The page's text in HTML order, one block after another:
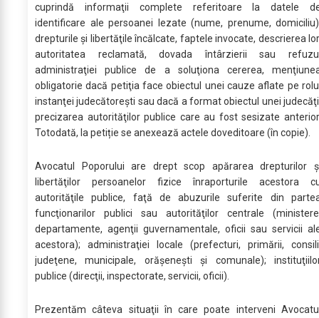
cuprindă informaţii complete referitoare la datele
identificare ale persoanei lezate (nume, prenume,
drepturile şi libertăţile încălcate, faptele invocate, descrierea
autoritatea reclamată, dovada întârzierii sau
administraţiei publice de a soluţiona cererea,
obligatorie dacă petiţia face obiectul unei cauze aflate pe
instanţei judecătoreşti sau dacă a format obiectul unei
precizarea autorităţilor publice care au fost sesizate
Totodată, la petiție se anexează actele doveditoare (în copie).
Avocatul Poporului are drept scop apărarea drepturilor
libertăţilor persoanelor fizice înraporturile acestora
autorităţile publice, faţă de abuzurile suferite din
funcţionarilor publici sau autorităţilor centrale
departamente, agenţii guvernamentale, oficii sau servicii
acestora); administraţiei locale (prefecturi, primării,
judeţene, municipale, orăşeneşti şi comunale);
publice (direcţii, inspectorate, servicii, oficii).
Prezentăm câteva situaţii în care poate interveni